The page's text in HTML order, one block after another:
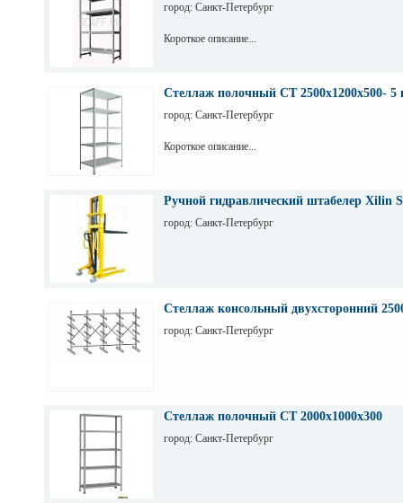
город: Санкт-Петербург
Короткое описание...
Стеллаж полочный СТ 2500х1200х500- 5
город: Санкт-Петербург
Короткое описание...
Ручной гидравлический штабелер Xilin
город: Санкт-Петербург
Стеллаж консольный двухсторонний
город: Санкт-Петербург
Стеллаж полочный СТ 2000х1000х300
город: Санкт-Петербург